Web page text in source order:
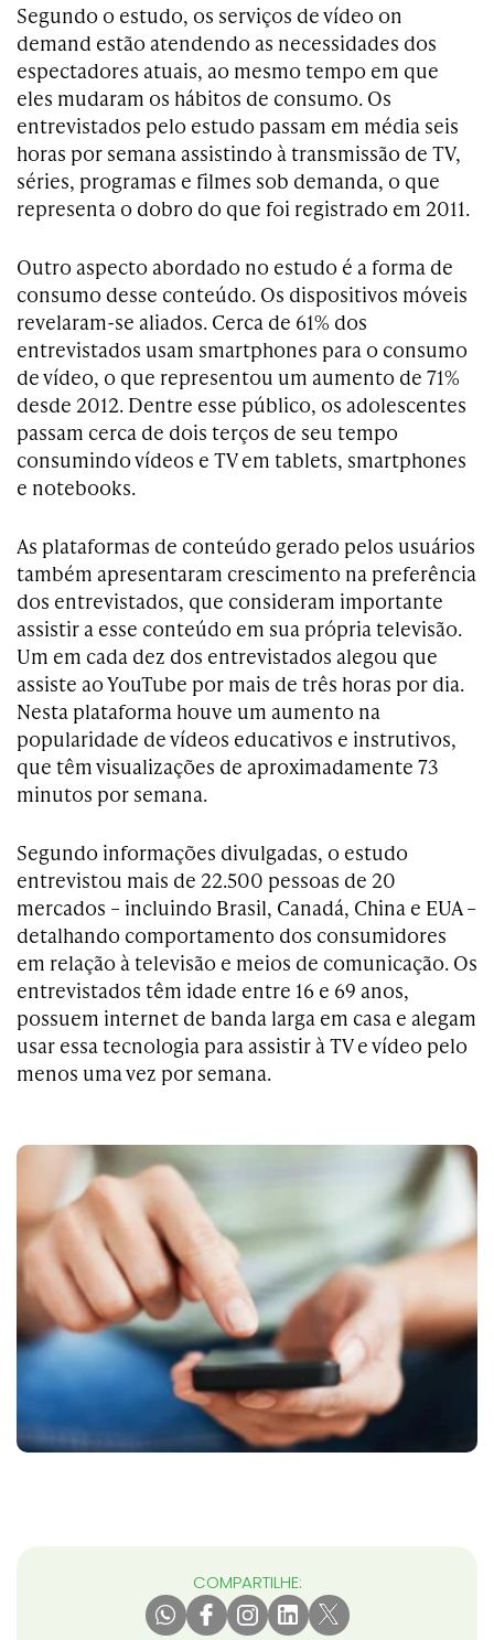
Segundo o estudo, os serviços de vídeo on
demand estão atendendo as necessidades dos
espectadores atuais, ao mesmo tempo em que
eles mudaram os hábitos de consumo. Os
entrevistados pelo estudo passam em média seis
horas por semana assistindo à transmissão de TV,
séries, programas e filmes sob demanda, o que
representa o dobro do que foi registrado em 2011.
Outro aspecto abordado no estudo é a forma de
consumo desse conteúdo. Os dispositivos móveis
revelaram-se aliados. Cerca de 61% dos
entrevistados usam smartphones para o consumo
de vídeo, o que representou um aumento de 71%
desde 2012. Dentre esse público, os adolescentes
passam cerca de dois terços de seu tempo
consumindo vídeos e TV em tablets, smartphones
e notebooks.
As plataformas de conteúdo gerado pelos usuários
também apresentaram crescimento na preferência
dos entrevistados, que consideram importante
assistir a esse conteúdo em sua própria televisão.
Um em cada dez dos entrevistados alegou que
assiste ao YouTube por mais de três horas por dia.
Nesta plataforma houve um aumento na
popularidade de vídeos educativos e instrutivos,
que têm visualizações de aproximadamente 73
minutos por semana.
Segundo informações divulgadas, o estudo
entrevistou mais de 22.500 pessoas de 20
mercados – incluindo Brasil, Canadá, China e EUA –
detalhando comportamento dos consumidores
em relação à televisão e meios de comunicação. Os
entrevistados têm idade entre 16 e 69 anos,
possuem internet de banda larga em casa e alegam
usar essa tecnologia para assistir à TV e vídeo pelo
menos uma vez por semana.
COMPARTILHE: